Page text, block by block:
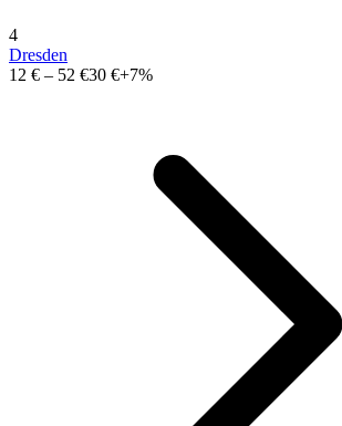
4
Dresden
12 € – 52 €30 €+7%